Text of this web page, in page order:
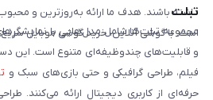
داشته باشند. هدف ما ارائه به‌روزترین و
است. با گوشی آنلاین، خرید گوشی موبایل
تبلت
مجموعه تبلت‌ها شامل مدل‌هایی با
و قابلیت‌های چندوظیفه‌ای متنوع است. این
فیلم، طراحی گرافیکی و حتی بازی‌های سبک و
حرفه‌ای از کاربری دیجیتال ارائه می‌کنند.